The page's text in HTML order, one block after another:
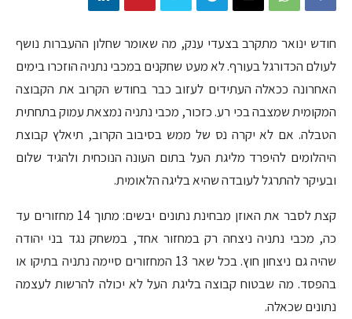
חודש ינואר מתקרב בצעדי ענק, מה שאומר שחלון ההעברות נושף
לעולם הכדורגל בעורף. לא מעט שחקנים במכבי נתניה הוזכרו בימים
האחרונה ככאלה העתידים לעזוב כבר בחודש הקרוב את הקבוצה
המקומית שמצבה בכי רע. כזכור, מכבי נתניה נמצאת עמוק בתחתית
הטבלה. אם לא יקרה נס של ממש בסיבוב הקרוב, תיאלץ קבוצת
היהלומים להיפרד מליגת העל בתום העונה הנוכחית ולהגיד שלום
ובעיקר להתרגל לעובדה שהיא בליגה הלאומית.
קצת לסבר את האוזן מבחינת נתונים יבשים: מתוך 14 מחזורים עד
כה, מכבי נתניה ניצחה רק במחזור אחד, במשחק נגד בני יהודה
שהיה גם ניצחון חוץ. בכל שאר 13 המחזורים סיימה נתניה בתיקו או
בהפסד. מה שבטוח קבוצה בליגת העל לא יכולה להרשות לעצמה
נתונים שכאלה.